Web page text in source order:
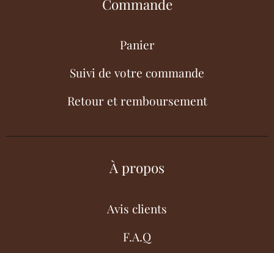
Commande
Panier
Suivi de votre commande
Retour et remboursement
À propos
Avis clients
F.A.Q